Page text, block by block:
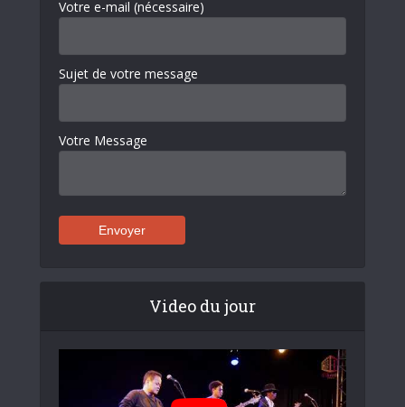
Votre e-mail (nécessaire)
Sujet de votre message
Votre Message
Video du jour